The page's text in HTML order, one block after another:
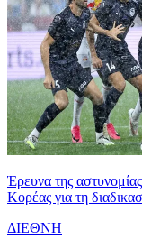
Έρευνα της
Κορέας για τη
ΔΙΕΘΝΗ